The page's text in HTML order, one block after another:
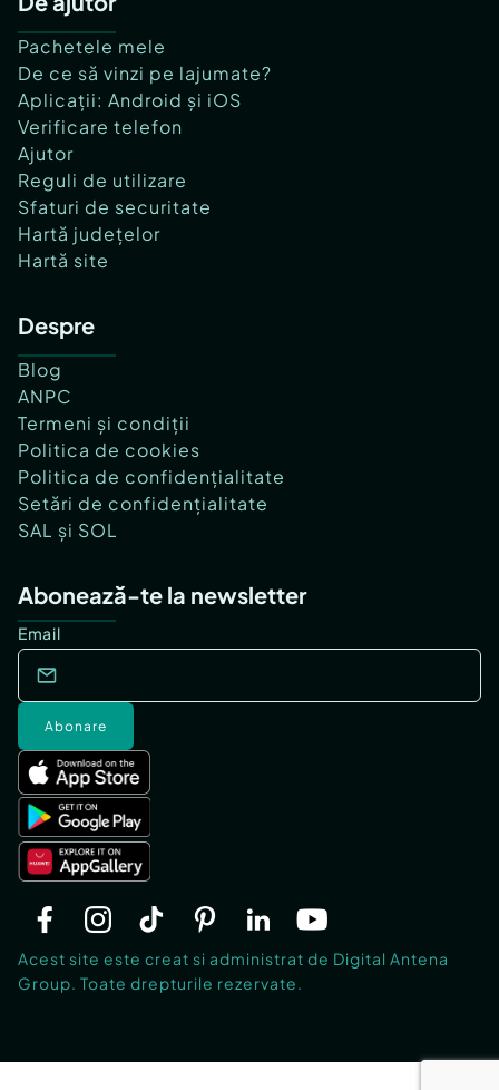
Pachetele mele
De ce să vinzi pe lajumate?
Aplicații: Android și iOS
Verificare telefon
Ajutor
Reguli de utilizare
Sfaturi de securitate
Hartă județelor
Hartă site
Despre
Blog
ANPC
Termeni și condiții
Politica de cookies
Politica de confidențialitate
Setări de confidențialitate
SAL și SOL
Abonează-te la newsletter
Email
Abonare
Acest site este creat si administrat de Digital Antena
Group. Toate drepturile rezervate.